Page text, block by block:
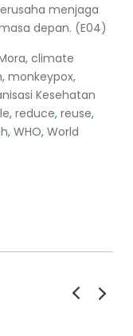
menjaga
depan. (E04)
, climate
, monkeypox,
Kesehatan
, reduce, reuse,
, WHO, World